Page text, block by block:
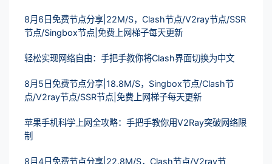
8月6日免费节点分享|22M/S，Clash节点/V2ray节点/SSR
节点/Singbox节点|免费上网梯子每天更新
轻松实现网络自由：手把手教你将Clash界面切换为中文
8月5日免费节点分享|18.8M/S，Singbox节点/Clash节
点/V2ray节点/SSR节点|免费上网梯子每天更新
苹果手机科学上网全攻略：手把手教你用V2Ray突破网络限
制
8月4日免费节点分享|22.8M/S，Clash节点/V2ray节